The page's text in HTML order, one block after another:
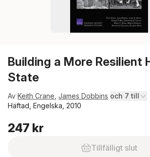
Building a More Resilient
State
Av Keith Crane James Dobbins och 7 till
Häftad, Engelska, 2010
247 kr
Tillfälligt slut